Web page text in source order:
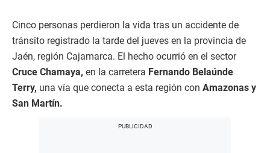
Cinco personas perdieron la vida tras un accidente de
tránsito registrado la tarde del jueves en la provincia de
Jaén, región Cajamarca. El hecho ocurrió en el sector
Cruce Chamaya, en la carretera Fernando Belaúnde
Terry, una vía que conecta a esta región con Amazonas y
San Martín.